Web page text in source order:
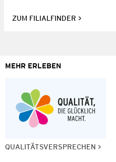
ZUM FILIALFINDER
MEHR ERLEBEN
QUALITÄTSVERSPRECHEN